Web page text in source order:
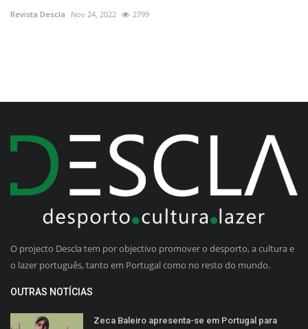
Revista Descla Nov 24, 2022 2799
O projecto Descla tem por objectivo promover o desporto, a cultura e
o lazer português, tanto em Portugal como no resto do mundo.
OUTRAS NOTÍCIAS
Zeca Baleiro apresenta-se em Portugal para